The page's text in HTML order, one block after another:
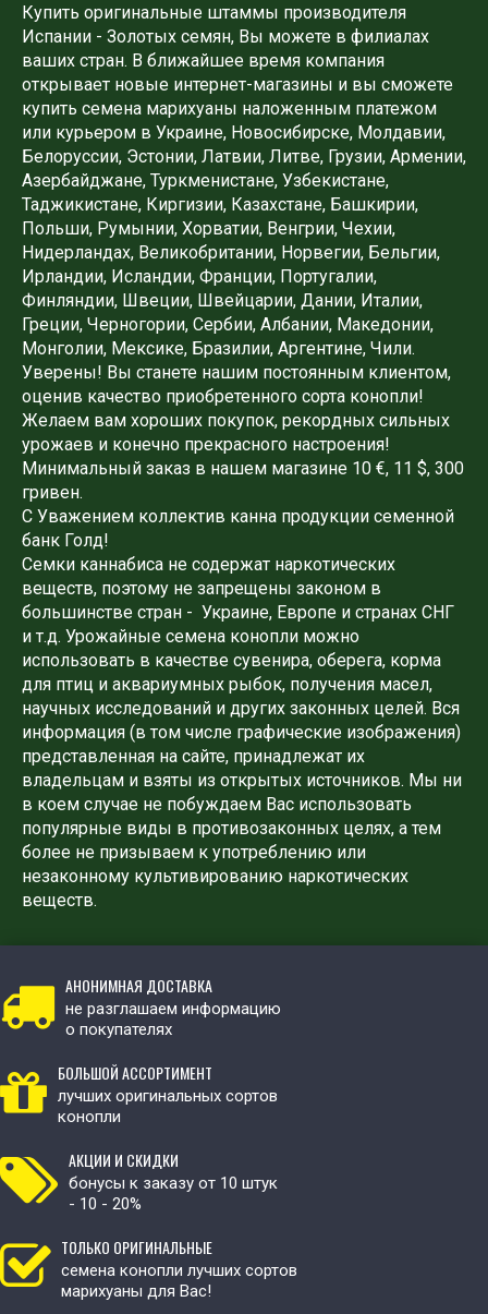
Купить оригинальные штаммы производителя
Испании - Золотых семян, Вы можете в филиалах
ваших стран. В ближайшее время компания
открывает новые интернет-магазины и вы сможете
купить семена марихуаны наложенным платежом
или курьером в Украине, Новосибирске, Молдавии,
Белоруссии, Эстонии, Латвии, Литве, Грузии, Армении,
Азербайджане, Туркменистане, Узбекистане,
Таджикистане, Киргизии, Казахстане, Башкирии,
Польши, Румынии, Хорватии, Венгрии, Чехии,
Нидерландах, Великобритании, Норвегии, Бельгии,
Ирландии, Исландии, Франции, Португалии,
Финляндии, Швеции, Швейцарии, Дании, Италии,
Греции, Черногории, Сербии, Албании, Македонии,
Монголии, Мексике, Бразилии, Аргентине, Чили.
Уверены! Вы станете нашим постоянным клиентом,
оценив качество приобретенного сорта конопли!
Желаем вам хороших покупок, рекордных сильных
урожаев и конечно прекрасного настроения!
Минимальный заказ в нашем магазине 10 €, 11 $, 300
гривен.
С Уважением коллектив канна продукции семенной
банк Голд!
Семки каннабиса не содержат наркотических
веществ, поэтому не запрещены законом в
большинстве стран - Украине, Европе и странах СНГ
и т.д. Урожайные семена конопли можно
использовать в качестве сувенира, оберега, корма
для птиц и аквариумных рыбок, получения масел,
научных исследований и других законных целей. Вся
информация (в том числе графические изображения)
представленная на сайте, принадлежат их
владельцам и взяты из открытых источников. Мы ни
в коем случае не побуждаем Вас использовать
популярные виды в противозаконных целях, а тем
более не призываем к употреблению или
незаконному культивированию наркотических
веществ.
АНОНИМНАЯ ДОСТАВКА
не разглашаем информацию
о покупателях
БОЛЬШОЙ АССОРТИМЕНТ
лучших оригинальных сортов
конопли
АКЦИИ И СКИДКИ
бонусы к заказу от 10 штук
- 10 - 20%
ТОЛЬКО ОРИГИНАЛЬНЫЕ
семена конопли лучших сортов
марихуаны для Вас!